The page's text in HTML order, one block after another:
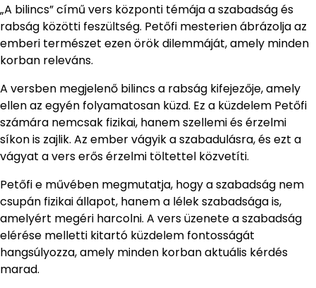
„A bilincs” című vers központi témája a szabadság és
rabság közötti feszültség. Petőfi mesterien ábrázolja az
emberi természet ezen örök dilemmáját, amely minden
korban releváns.
A versben megjelenő bilincs a rabság kifejezője, amely
ellen az egyén folyamatosan küzd. Ez a küzdelem Petőfi
számára nemcsak fizikai, hanem szellemi és érzelmi
síkon is zajlik. Az ember vágyik a szabadulásra, és ezt a
vágyat a vers erős érzelmi töltettel közvetíti.
Petőfi e művében megmutatja, hogy a szabadság nem
csupán fizikai állapot, hanem a lélek szabadsága is,
amelyért megéri harcolni. A vers üzenete a szabadság
elérése melletti kitartó küzdelem fontosságát
hangsúlyozza, amely minden korban aktuális kérdés
marad.